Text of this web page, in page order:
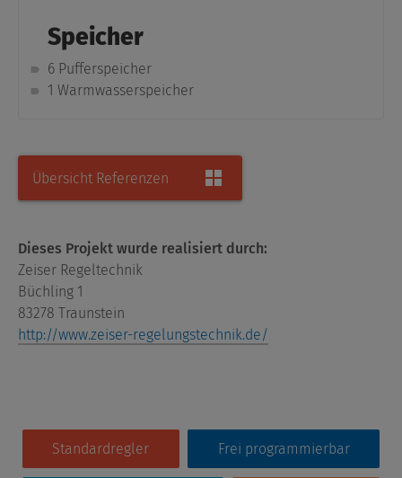
Speicher
6 Pufferspeicher
1 Warmwasserspeicher
Übersicht Referenzen
Dieses Projekt wurde realisiert durch:
Zeiser Regeltechnik
Büchling 1
83278 Traunstein
http://www.zeiser-regelungstechnik.de/
Standardregler Frei programmierbar